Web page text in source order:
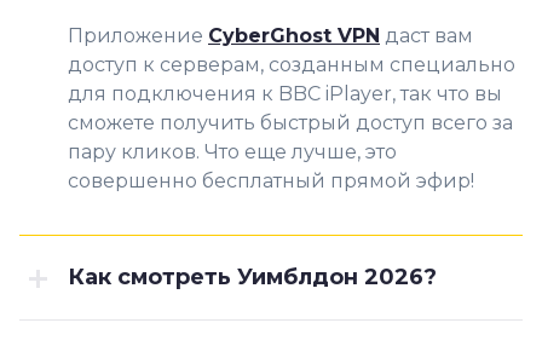
Приложение CyberGhost VPN даст вам
доступ к серверам, созданным специально
для подключения к BBC iPlayer, так что вы
сможете получить быстрый доступ всего за
пару кликов. Что еще лучше, это
совершенно бесплатный прямой эфир!
Как смотреть Уимблдон 2026?